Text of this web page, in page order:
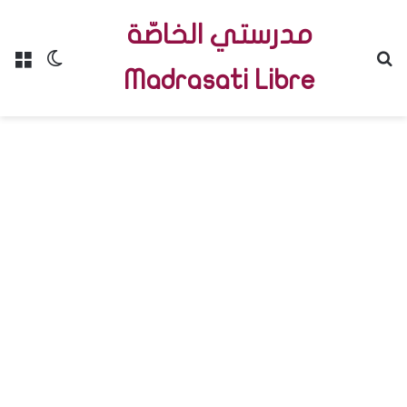
Menu
مدرستي الخاصّة
Madrasati Libre